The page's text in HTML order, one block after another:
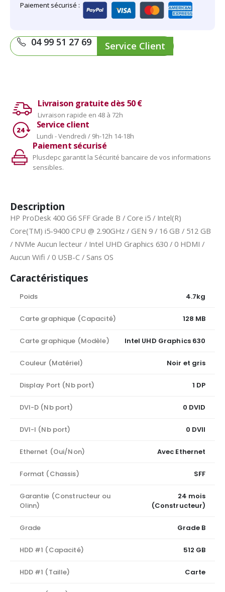
Paiement sécurisé :
04 99 51 27 69 Service Client
Livraison gratuite dès 50 €
Livraison rapide en 48 à 72h
Service client
Lundi - Vendredi / 9h-12h 14-18h
Paiement sécurisé
Plusdepc garantit la Sécurité bancaire de vos informations
sensibles.
Description
HP ProDesk 400 G6 SFF Grade B / Core i5 / Intel(R)
Core(TM) i5-9400 CPU @ 2.90GHz / GEN 9 / 16 GB / 512 GB
/ NVMe Aucun lecteur / Intel UHD Graphics 630 / 0 HDMI /
Aucun Wifi / 0 USB-C / Sans OS
Caractéristiques
Poids 4.7kg
Carte graphique (Capacité) 128 MB
Carte graphique (Modèle) Intel UHD Graphics 630
Couleur (Matériel) Noir et gris
Display Port (Nb port) 1 DP
DVI-D (Nb port) 0 DVID
DVI-I (Nb port) 0 DVII
Ethernet (Oui/Non) Avec Ethernet
Format (Chassis) SFF
Garantie (Constructeur ou
Olinn)
24 mois
(Constructeur)
Grade Grade B
HDD #1 (Capacité) 512 GB
HDD #1 (Taille) Carte